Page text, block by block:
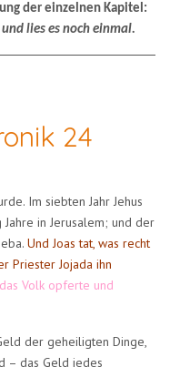
der einzelnen Kapitel:
lies es noch einmal.
24
Im siebten Jahr Jehus
in Jerusalem; und der
Und Joas tat, was recht
Priester Jojada ihn
Volk opferte und
der geheiligten Dinge,
– das Geld jedes